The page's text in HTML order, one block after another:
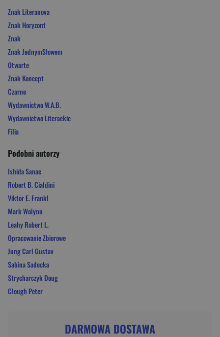
Znak Literanova
Znak Horyzont
Znak
Znak JednymSłowem
Otwarte
Znak Koncept
Czarne
Wydawnictwo W.A.B.
Wydawnictwo Literackie
Filia
Podobni autorzy
Ishida Sanae
Robert B. Cialdini
Viktor E. Frankl
Mark Wolynn
Leahy Robert L.
Opracowanie Zbiorowe
Jung Carl Gustav
Sabina Sadecka
Strycharczyk Doug
Clough Peter
DARMOWA DOSTAWA